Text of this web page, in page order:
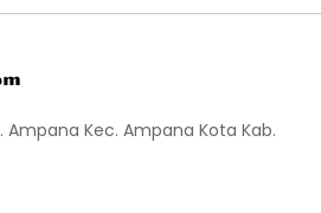
Ampana Kec. Ampana Kota Kab.